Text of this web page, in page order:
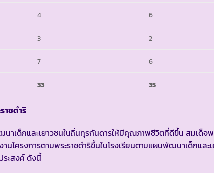
4 6
3 2
7 6
33 35
าชดำริ
กและเยาวชนในถิ่นทุรกันดารให้มีคุณภาพชีวิตที่ดีขึ้น สมเด็จพร
นโครงการตามพระราชดำริขึ้นในโรงเรียนตามแผนพัฒนาเด็กและ
ระสงค์ ดังนี้